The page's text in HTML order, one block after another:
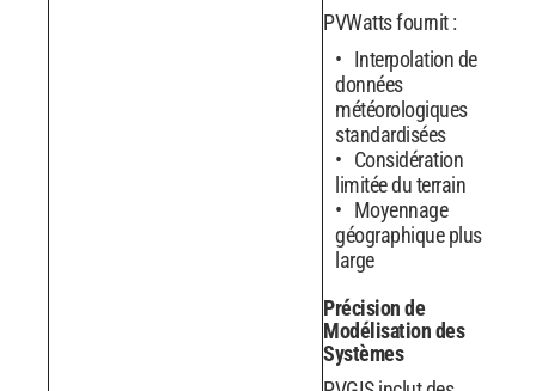
PVWatts fournit :
Interpolation de
données
météorologiques
standardisées
Considération
limitée du terrain
Moyennage
géographique plus
large
Précision de
Modélisation des
Systèmes